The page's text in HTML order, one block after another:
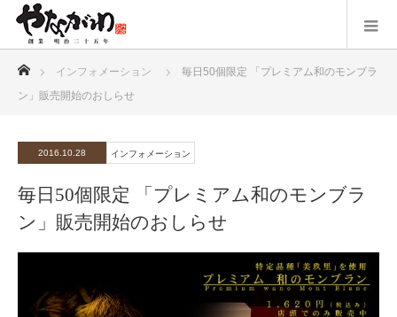
インフォメーション
毎日50個限定 「プレミアム和のモンブラ
ン」販売開始のおしらせ
2016.10.28 インフォメーション
毎日50個限定 「プレミアム和のモンブラ
ン」販売開始のおしらせ